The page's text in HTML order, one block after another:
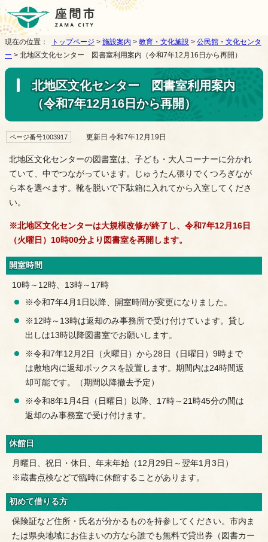
現在の位置： トップページ > 施設案内 > 教育・文化施設 > 公民館・文化センタ
ー > 北地区文化センター 図書室利用案内（令和7年12月16日から再開）
北地区文化センター 図書室利用案内
（令和7年12月16日から再開）
ページ番号1003917 更新日 令和7年12月19日
北地区文化センターの図書室は、子ども・大人コーナーに分かれ
ていて、中でつながっています。じゅうたん張りでくつろぎなが
ら本を選べます。靴を脱いで下駄箱に入れてから入室してくださ
い。
※北地区文化センターは大規模改修が終了し、令和7年12月16日
（火曜日）10時00分より図書室を再開します。
開室時間
10時～12時、13時～17時
※令和7年4月1日以降、開室時間が変更になりました。
※12時～13時は返却のみ事務所で受け付けています。貸し
出しは13時以降図書室でお願いします。
※令和7年12月2日（火曜日）から28日（日曜日）9時まで
は敷地内に返却ボックスを設置します。期間内は24時間返
却可能です。（期間以降撤去予定）
※令和8年1月4日（日曜日）以降、17時～21時45分の間は
返却のみ事務室で受け付けます。
休館日
月曜日、祝日・休日、年末年始（12月29日～翌年1月3日）
※蔵書点検などで臨時に休館することがあります。
初めて借りる方
保険証など住所・氏名が分かるものを持参してください。市内ま
たは県央地域にお住まいの方なら誰でも無料で貸出券（図書カー